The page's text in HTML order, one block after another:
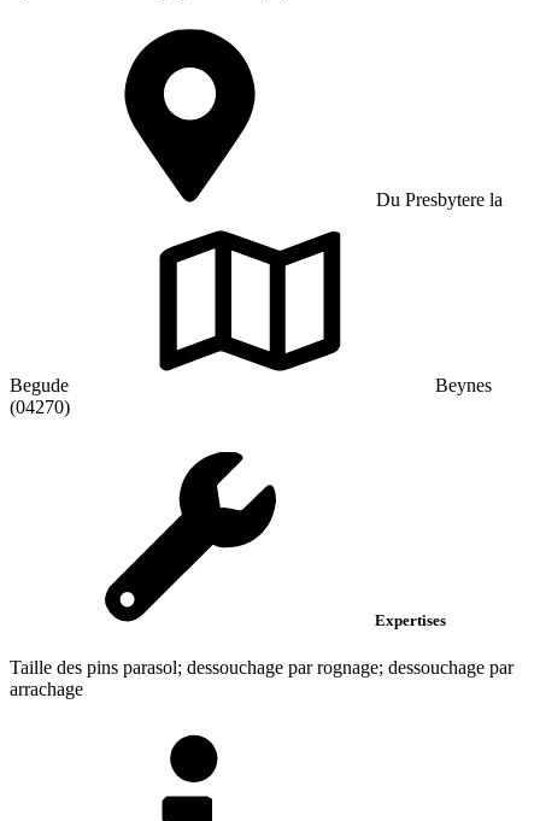
Du Presbytere la
Begude
Beynes
(04270)
Expertises
Taille des pins parasol; dessouchage par rognage; dessouchage par
arrachage